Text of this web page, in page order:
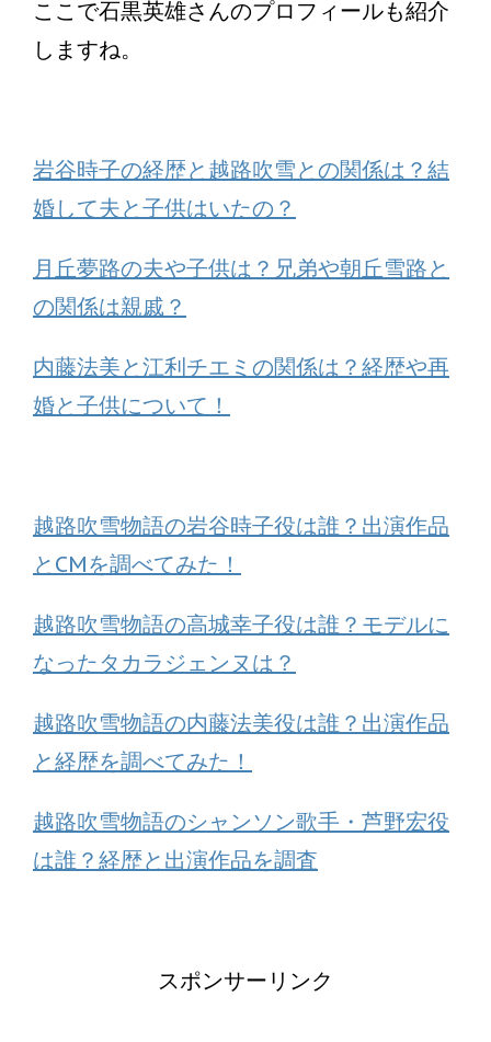
ここで石黒英雄さんのプロフィールも紹介
しますね。
岩谷時子の経歴と越路吹雪との関係は？結
婚して夫と子供はいたの？
月丘夢路の夫や子供は？兄弟や朝丘雪路と
の関係は親戚？
内藤法美と江利チエミの関係は？経歴や再
婚と子供について！
越路吹雪物語の岩谷時子役は誰？出演作品
とCMを調べてみた！
越路吹雪物語の高城幸子役は誰？モデルに
なったタカラジェンヌは？
越路吹雪物語の内藤法美役は誰？出演作品
と経歴を調べてみた！
越路吹雪物語のシャンソン歌手・芦野宏役
は誰？経歴と出演作品を調査
スポンサーリンク